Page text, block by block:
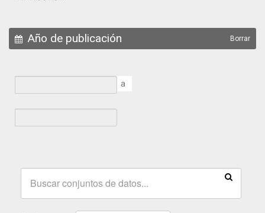
Año de publicación Borrar
a